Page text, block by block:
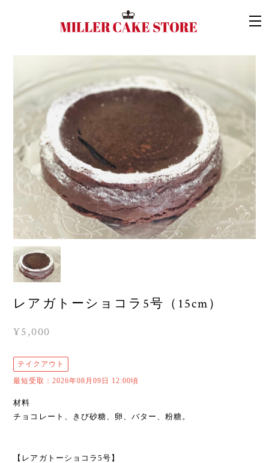
レアガトーショコラ5号（15cm）
¥5,000
テイクアウト
最短受取：2026年08月09日 12:00頃
材料
チョコレート、きび砂糖、卵、バター、粉糖。
【レアガトーショコラ5号】